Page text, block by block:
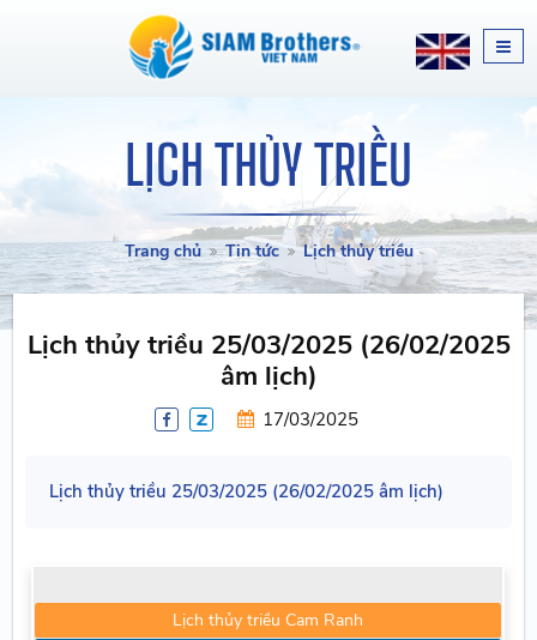
LỊCH THỦY TRIỀU
Trang chủ Tin tức Lịch thủy triều
Lịch thủy triều 25/03/2025 (26/02/2025
âm lịch)
17/03/2025
Lịch thủy triều 25/03/2025 (26/02/2025 âm lịch)
Lịch thủy triều Cam Ranh